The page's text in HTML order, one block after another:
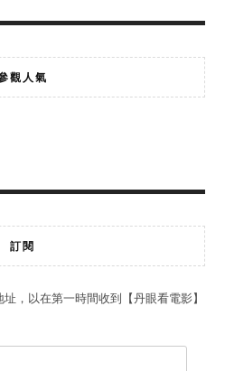
觀人氣
訂閱
，以在第一時間收到【丹眼看電影】